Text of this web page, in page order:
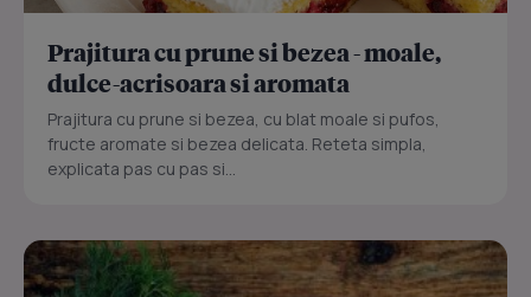
Prajitura cu prune si bezea - moale,
dulce-acrisoara si aromata
Prajitura cu prune si bezea, cu blat moale si pufos,
fructe aromate si bezea delicata. Reteta simpla,
explicata pas cu pas si...